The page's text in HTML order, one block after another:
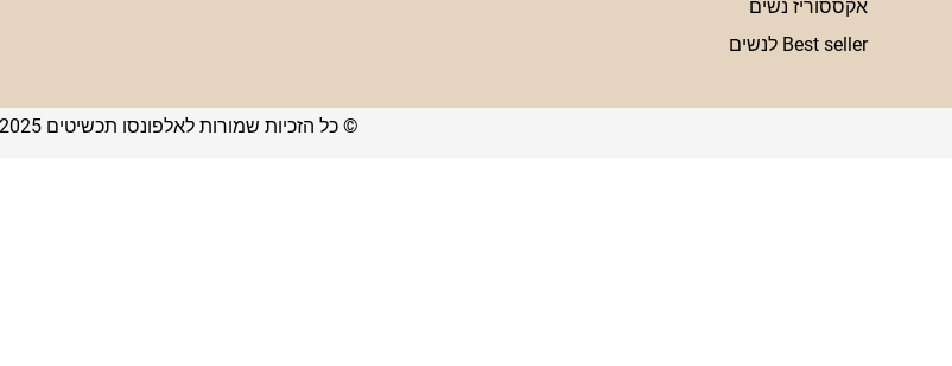
אקססוריז נשים
Best seller לנשים
© כל הזכיות שמורות לאלפונסו תכשיטים 2020-2025